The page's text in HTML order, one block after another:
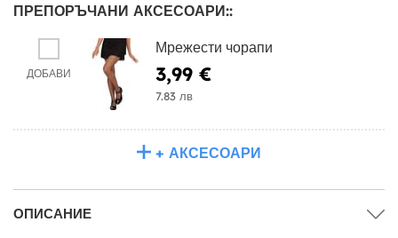
ПРЕПОРЪЧАНИ АКСЕСОАРИ::
ДОБАВИ
Мрежести чорапи
3,99 €
7.83 лв
+ АКСЕСОАРИ
ОПИСАНИЕ